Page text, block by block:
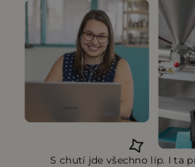
S chutí jde všechno líp. I ta